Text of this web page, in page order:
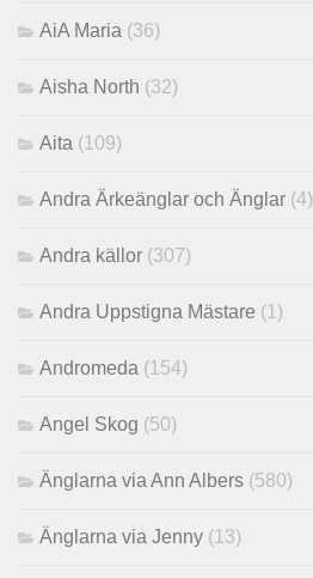
AiA Maria (36)
Aisha North (32)
Aita (109)
Andra Ärkeänglar och Änglar (4)
Andra källor (307)
Andra Uppstigna Mästare (1)
Andromeda (154)
Angel Skog (50)
Änglarna via Ann Albers (580)
Änglarna via Jenny (13)